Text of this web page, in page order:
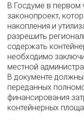
В Госдуме в первом
законопроект,
накопления и
разрешить
содержать
необходимо
местной
В документе
переданных
финансирования
контейнерных